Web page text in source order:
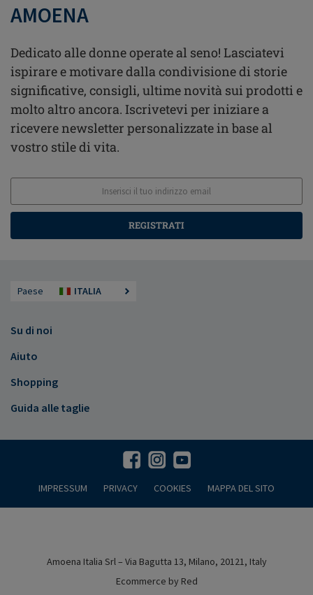
AMOENA
Dedicato alle donne operate al seno! Lasciatevi
ispirare e motivare dalla condivisione di storie
significative, consigli, ultime novità sui prodotti e
molto altro ancora. Iscrivetevi per iniziare a
ricevere newsletter personalizzate in base al
vostro stile di vita.
REGISTRATI
Paese ITALIA
Su di noi
Aiuto
Shopping
Guida alle taglie
IMPRESSUM PRIVACY COOKIES MAPPA DEL SITO
Amoena Italia Srl – Via Bagutta 13, Milano, 20121, Italy
Ecommerce by Red